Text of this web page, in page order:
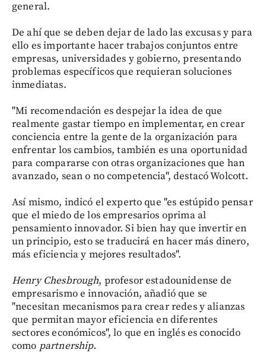
general.
De ahí que se deben dejar de lado las excusas y para
ello es importante hacer trabajos conjuntos entre
empresas, universidades y gobierno, presentando
problemas específicos que requieran soluciones
inmediatas.
"Mi recomendación es despejar la idea de que
realmente gastar tiempo en implementar, en crear
conciencia entre la gente de la organización para
enfrentar los cambios, también es una oportunidad
para compararse con otras organizaciones que han
avanzado, sean o no competencia", destacó Wolcott.
Así mismo, indicó el experto que "es estúpido pensar
que el miedo de los empresarios oprima al
pensamiento innovador. Si bien hay que invertir en
un principio, esto se traducirá en hacer más dinero,
más eficiencia y mejores resultados".
Henry Chesbrough, profesor estadounidense de
empresarismo e innovación, añadió que se
"necesitan mecanismos para crear redes y alianzas
que permitan mayor eficiencia en diferentes
sectores económicos", lo que en inglés es conocido
como partnership.